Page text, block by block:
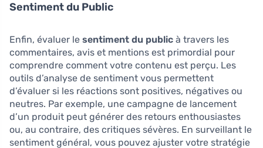
Sentiment du Public
Enfin, évaluer le sentiment du public à travers les
commentaires, avis et mentions est primordial pour
comprendre comment votre contenu est perçu. Les
outils d’analyse de sentiment vous permettent
d’évaluer si les réactions sont positives, négatives ou
neutres. Par exemple, une campagne de lancement
d’un produit peut générer des retours enthousiastes
ou, au contraire, des critiques sévères. En surveillant le
sentiment général, vous pouvez ajuster votre stratégie